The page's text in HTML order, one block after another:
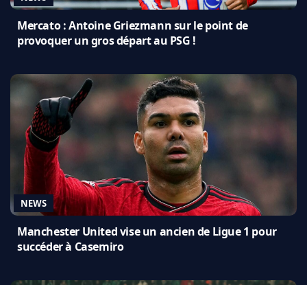
Mercato : Antoine Griezmann sur le point de
provoquer un gros départ au PSG !
NEWS
Manchester United vise un ancien de Ligue 1 pour
succéder à Casemiro